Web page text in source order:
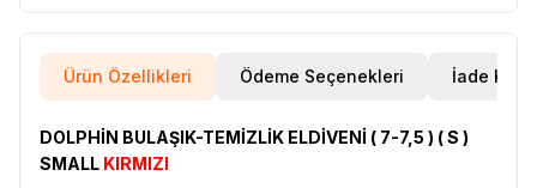
Ürün Özellikleri Ödeme Seçenekleri İade
DOLPHİN BULAŞIK-TEMİZLİK ELDİVENİ ( 7-7,5 ) ( S )
SMALL KIRMIZI